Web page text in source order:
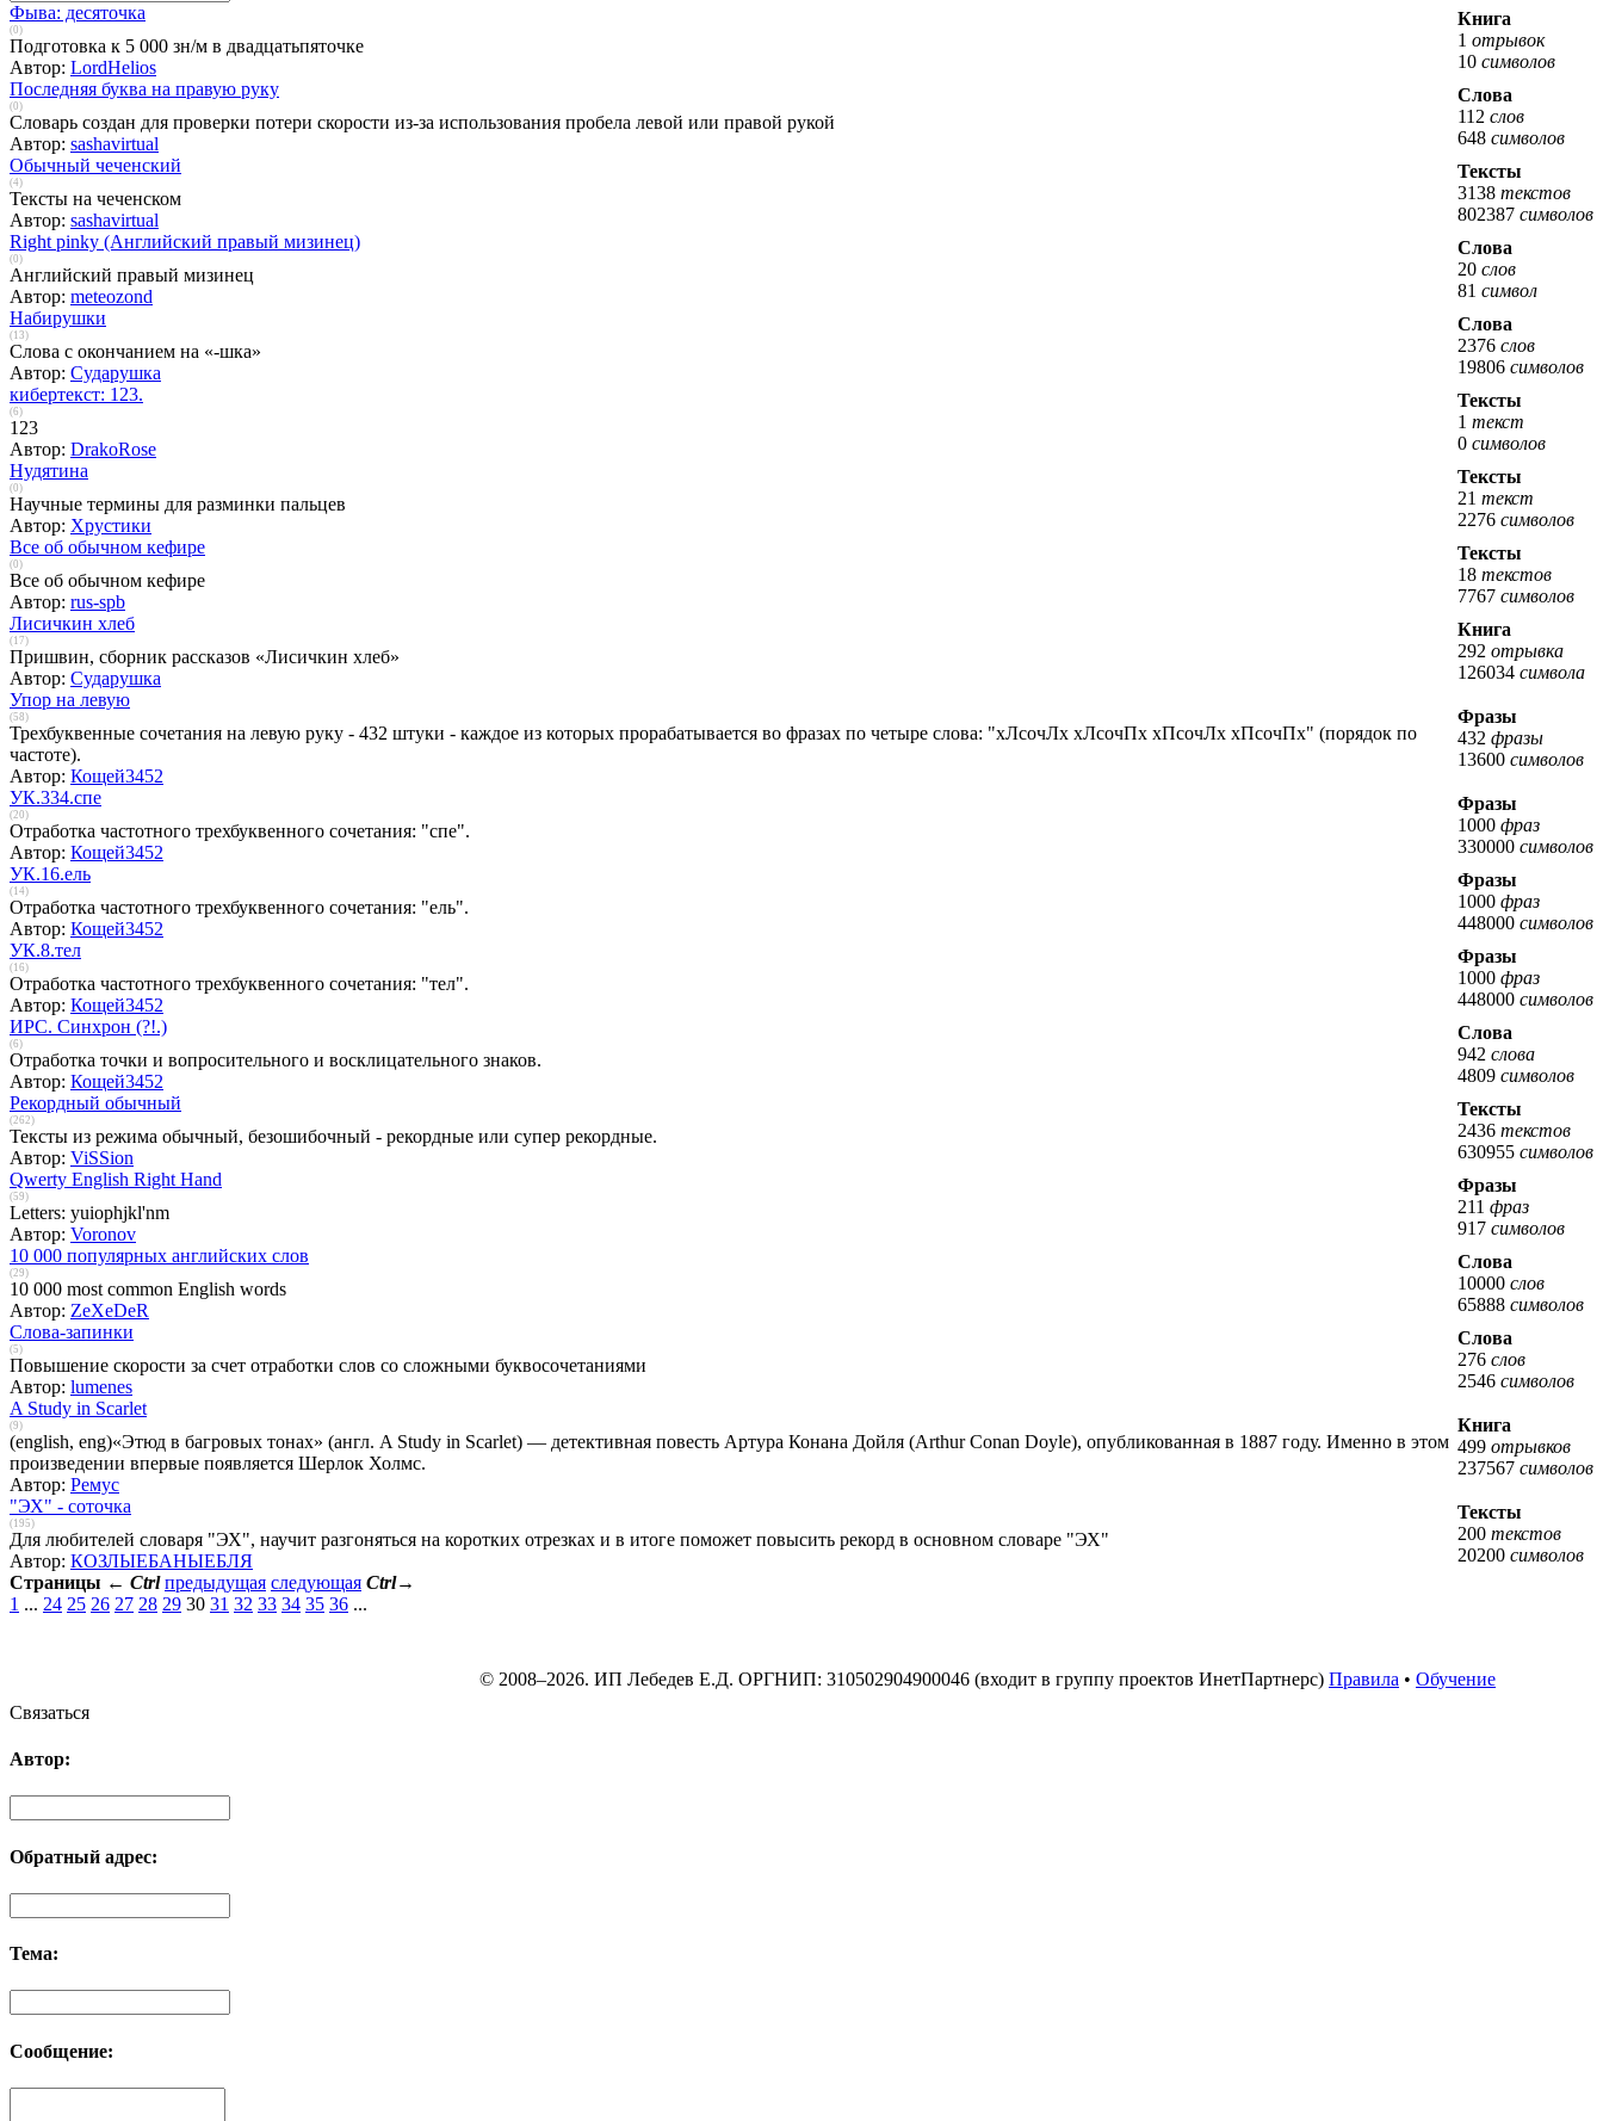
Фыва: десяточка
(0)
Подготовка к 5 000 зн/м в двадцатьпяточке
Автор: LordHelios
Книга
1 отрывок
10 символов
Последняя буква на правую руку
(0)
Словарь создан для проверки потери скорости из-за использования пробела левой или правой рукой
Автор: sashavirtual
Слова
112 слов
648 символов
Обычный чеченский
(4)
Тексты на чеченском
Автор: sashavirtual
Тексты
3138 текстов
802387 символов
Right pinky (Английский правый мизинец)
(0)
Английский правый мизинец
Автор: meteozond
Слова
20 слов
81 символ
Набирушки
(13)
Слова с окончанием на «-шка»
Автор: Сударушка
Слова
2376 слов
19806 символов
кибертекст: 123.
(6)
123
Автор: DrakoRose
Тексты
1 текст
0 символов
Нудятина
(0)
Научные термины для разминки пальцев
Автор: Хрустики
Тексты
21 текст
2276 символов
Все об обычном кефире
(0)
Все об обычном кефире
Автор: rus-spb
Тексты
18 текстов
7767 символов
Лисичкин хлеб
(17)
Пришвин, сборник рассказов «Лисичкин хлеб»
Автор: Сударушка
Книга
292 отрывка
126034 символа
Упор на левую
(58)
Трехбуквенные сочетания на левую руку - 432 штуки - каждое из которых прорабатывается во фразах по четыре слова: "хЛсочЛх хЛсочПх хПсочЛх хПсочПх" (порядок по
частоте).
Автор: Кощей3452
Фразы
432 фразы
13600 символов
УК.334.спе
(20)
Отработка частотного трехбуквенного сочетания: "спе".
Автор: Кощей3452
Фразы
1000 фраз
330000 символов
УК.16.ель
(14)
Отработка частотного трехбуквенного сочетания: "ель".
Автор: Кощей3452
Фразы
1000 фраз
448000 символов
УК.8.тел
(16)
Отработка частотного трехбуквенного сочетания: "тел".
Автор: Кощей3452
Фразы
1000 фраз
448000 символов
ИРС. Синхрон (?!.)
(6)
Отработка точки и вопросительного и восклицательного знаков.
Автор: Кощей3452
Слова
942 слова
4809 символов
Рекордный обычный
(262)
Тексты из режима обычный, безошибочный - рекордные или супер рекордные.
Автор: ViSSion
Тексты
2436 текстов
630955 символов
Qwerty English Right Hand
(59)
Letters: yuiophjkl'nm
Автор: Voronov
Фразы
211 фраз
917 символов
10 000 популярных английских слов
(29)
10 000 most common English words
Автор: ZeXeDeR
Слова
10000 слов
65888 символов
Слова-запинки
(5)
Повышение скорости за счет отработки слов со сложными буквосочетаниями
Автор: lumenes
Слова
276 слов
2546 символов
A Study in Scarlet
(9)
(english, eng)«Этюд в багровых тонах» (англ. A Study in Scarlet) — детективная повесть Артура Конана Дойля (Arthur Conan Doyle), опубликованная в 1887 году. Именно в этом
произведении впервые появляется Шерлок Холмс.
Автор: Ремус
Книга
499 отрывков
237567 символов
"ЭХ" - соточка
(195)
Для любителей словаря "ЭХ", научит разгоняться на коротких отрезках и в итоге поможет повысить рекорд в основном словаре "ЭХ"
Автор: КОЗЛЫЕБАНЫЕБЛЯ
Тексты
200 текстов
20200 символов
Страницы ← Ctrl предыдущая следующая Ctrl→
1 ... 24 25 26 27 28 29 30 31 32 33 34 35 36 ...
© 2008–2026. ИП Лебедев Е.Д. ОРГНИП: 310502904900046 (входит в группу проектов ИнетПартнерс) Правила • Обучение
Связаться
Автор:
Обратный адрес:
Тема:
Сообщение: